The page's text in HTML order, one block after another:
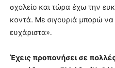
σχολείο και τώρα έχω την
κοντά. Με σιγουριά μπορώ
ευχάριστα».
Έχεις προπονήσει σε